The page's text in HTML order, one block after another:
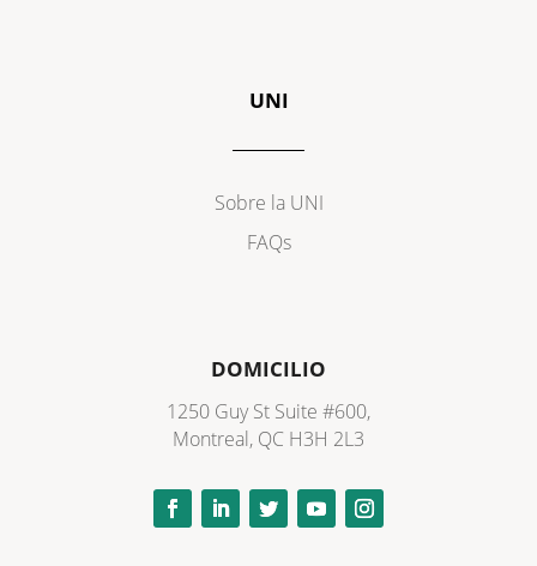
UNI
Sobre la UNI
FAQs
DOMICILIO
1250 Guy St Suite #600,
Montreal, QC H3H 2L3